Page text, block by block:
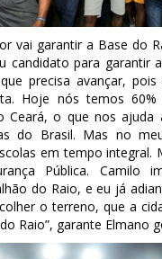
vai garantir a Base do
candidato para garantir
precisa avançar,
Hoje nós temos 60%
Ceará, o que nos ajuda
do Brasil. Mas no
em tempo integral.
Pública. Camilo
do Raio, e eu já
o terreno, que a
Raio”, garante Elmano